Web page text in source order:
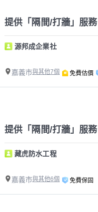
提供「隔間/打牆」服務
源邦成企業社
嘉義市與其他7個 免費估價
提供「隔間/打牆」服務
藏虎防水工程
嘉義市與其他6個 免費保固